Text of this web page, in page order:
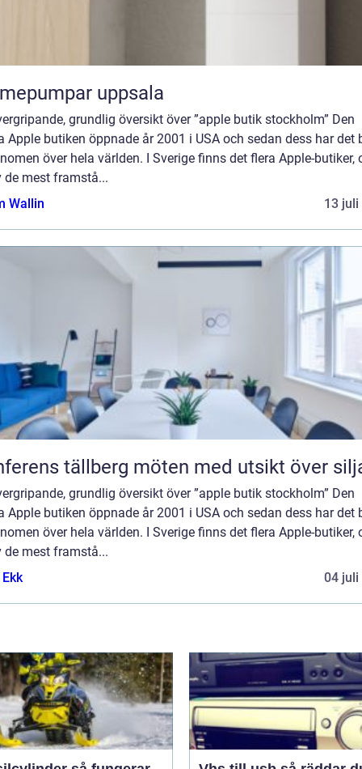
uppsala
grundlig översikt över ”apple butik stockholm” Den
Apple butiken öppnade år 2001 i USA och sedan dess har det
över hela världen. I Sverige finns det flera Apple-butiker,
de mest framstå...
Wallin
13 juli
Konferens tällberg möten med utsikt över
grundlig översikt över ”apple butik stockholm” Den
Apple butiken öppnade år 2001 i USA och sedan dess har det
över hela världen. I Sverige finns det flera Apple-butiker,
de mest framstå...
04 juli